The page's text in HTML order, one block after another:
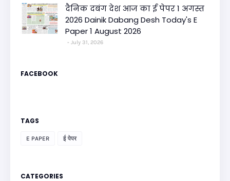
दैनिक दबंग देश आज का ई पेपर 1 अगस्त
2026 Dainik Dabang Desh Today's E
Paper 1 August 2026
July 31, 2026
FACEBOOK
TAGS
E PAPER ई पेपर
CATEGORIES